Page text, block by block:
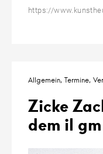
https://
Allgemein Termine
Zicke
dem il gm